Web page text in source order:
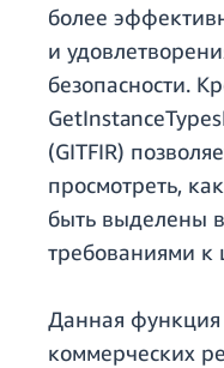
более
и
безопасности.
(GITFIR)
просмотреть,
быть выделены
требованиями
Данная функция
коммерческих